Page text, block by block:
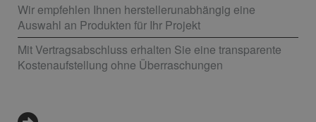
Wir empfehlen Ihnen herstellerunabhängig eine
Auswahl an Produkten für Ihr Projekt
Mit Vertragsabschluss erhalten Sie eine transparente
Kostenaufstellung ohne Überraschungen